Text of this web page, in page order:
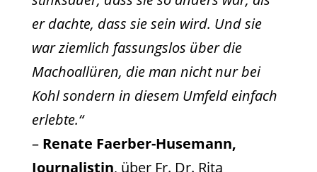
er dachte, dass sie sein wird. Und sie
war ziemlich fassungslos über die
Machoallüren, die man nicht nur bei
Kohl sondern in diesem Umfeld einfach
erlebte.“
– Renate Faerber-Husemann,
Journalistin, über Fr. Dr. Rita